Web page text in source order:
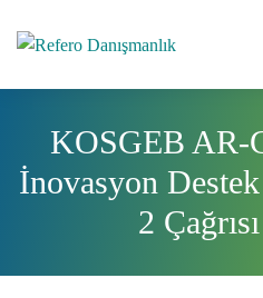
KOSGEB AR-
İnovasyon
2